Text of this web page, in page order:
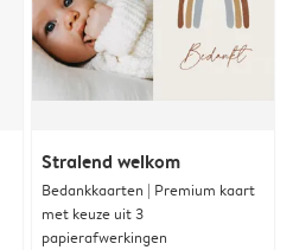
Stralend welkom
Bedankkaarten | Premium kaart
met keuze uit 3
papierafwerkingen